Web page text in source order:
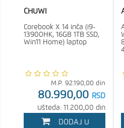
CHUWI
Corebook X 14 inča (i9-
13900HK, 16GB 1TB SSD,
Win11 Home) laptop
M.P. 92.190,00 din
80.990,00 RSD
Ušteda: 11.200,00 din
DODAJ U